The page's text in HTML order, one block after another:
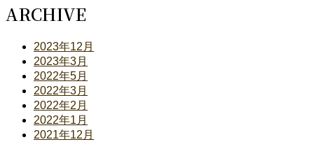
ARCHIVE
2023年12月
2023年3月
2022年5月
2022年3月
2022年2月
2022年1月
2021年12月